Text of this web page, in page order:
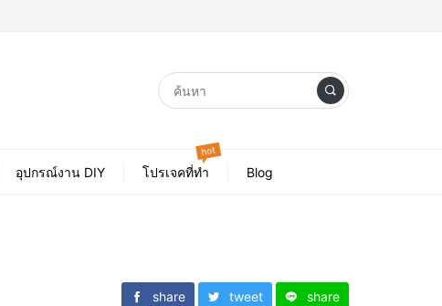
อุปกรณ์งาน DIY โปรเจคที่ทำ
hot
Blog
share tweet share